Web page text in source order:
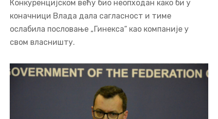
Конкуренцијском већу био неопходан како би у
коначници Влада дала сагласност и тиме
ослабила пословање „Гинекса“ као компаније у
свом власништу.